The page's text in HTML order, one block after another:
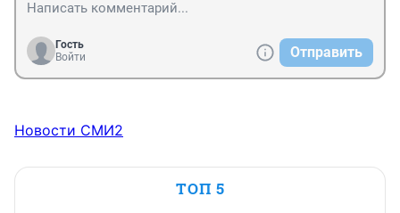
Гость
Войти
Отправить
Новости СМИ2
ТОП 5